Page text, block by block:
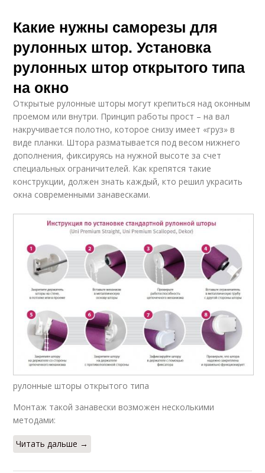
Какие нужны саморезы для
рулонных штор. Установка
рулонных штор открытого типа
на окно
Открытые рулонные шторы могут крепиться над оконным
проемом или внутри. Принцип работы прост – на вал
накручивается полотно, которое снизу имеет «груз» в
виде планки. Штора разматывается под весом нижнего
дополнения, фиксируясь на нужной высоте за счет
специальных ограничителей. Как крепятся такие
конструкции, должен знать каждый, кто решил украсить
окна современными занавесками.
рулонные шторы открытого типа
Монтаж такой занавески возможен несколькими
методами:
Читать дальше →